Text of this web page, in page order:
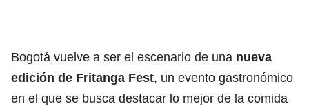
Bogotá vuelve a ser el escenario de una nueva
edición de Fritanga Fest, un evento gastronómico
en el que se busca destacar lo mejor de la comida